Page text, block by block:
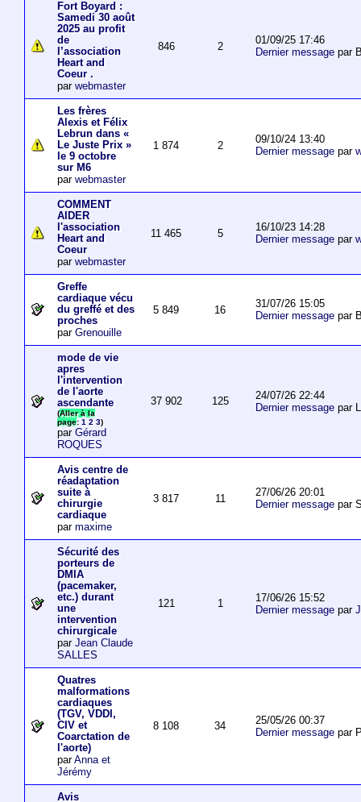
Fort Boyard :
Samedi 30 août
2025 au profit
de
l’association
Heart and
Coeur .
par webmaster
846 2
01/09/25 17:46
Dernier messagepar
Les frères
Alexis et Félix
Lebrun dans «
Le Juste Prix »
le 9 octobre
sur M6
par webmaster
1 874 2
09/10/24 13:40
Dernier messagepar
COMMENT
AIDER
l'association
Heart and
Coeur
par webmaster
11 465 5
16/10/23 14:28
Dernier messagepar
Greffe
cardiaque vécu
du greffé et des
proches
par Grenouille
5 849 16
31/07/26 15:05
Dernier messagepar
mode de vie
apres
l'intervention
de l'aorte
ascendante
(Aller à la
page: 1 2 3)
par Gérard
ROQUES
37 902 125
24/07/26 22:44
Dernier messagepar
Avis centre de
réadaptation
suite à
chirurgie
cardiaque
par maxime
3 817 11
27/06/26 20:01
Dernier messagepar
Sécurité des
porteurs de
DMIA
(pacemaker,
etc.) durant
une
intervention
chirurgicale
par Jean Claude
SALLES
121 1
17/06/26 15:52
Dernier messagepar
Quatres
malformations
cardiaques
(TGV, VDDI,
CIV et
Coarctation de
l'aorte)
parAnna et
Jérémy
8 108 34
25/05/26 00:37
Dernier messagepar
Avis